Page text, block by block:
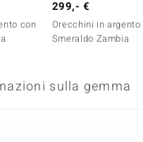
Taglio
Taglio rotondo
Origine
con
299,- €
Orecchini in argento
Smeraldo Zambia
sulla gemma